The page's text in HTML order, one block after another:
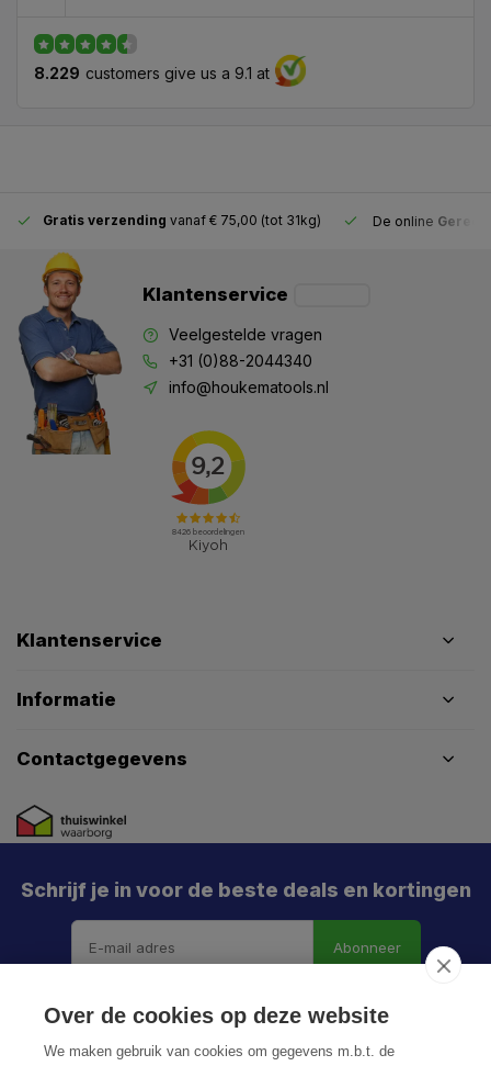
8.229 customers give us a 9.1 at
Gratis verzending vanaf € 75,00 (tot 31kg) De online
Klantenservice
Veelgestelde vragen
+31 (0)88-2044340
info@houkematools.nl
Klantenservice
Informatie
Contactgegevens
Schrijf je in voor de beste deals en kortingen
Abonneer
Over de cookies op deze website
We maken gebruik van cookies om gegevens m.b.t. de